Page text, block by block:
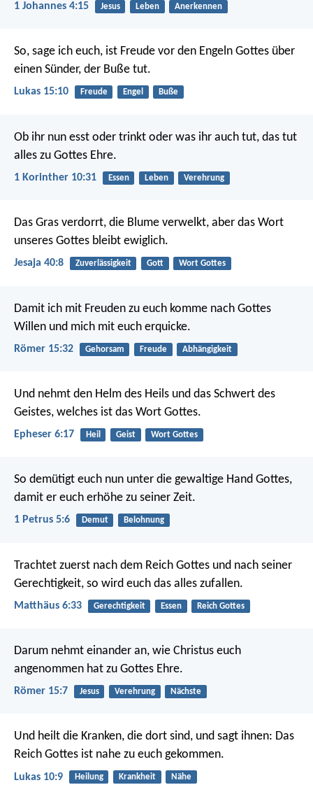
1 Johannes 4:15 Jesus Leben Anerkennen
So, sage ich euch, ist Freude vor den Engeln Gottes über
einen Sünder, der Buße tut.
Lukas 15:10 Freude Engel Buße
Ob ihr nun esst oder trinkt oder was ihr auch tut, das tut
alles zu Gottes Ehre.
1 Korinther 10:31 Essen Leben Verehrung
Das Gras verdorrt, die Blume verwelkt, aber das Wort
unseres Gottes bleibt ewiglich.
Jesaja 40:8 Zuverlässigkeit Gott Wort Gottes
Damit ich mit Freuden zu euch komme nach Gottes
Willen und mich mit euch erquicke.
Römer 15:32 Gehorsam Freude Abhängigkeit
Und nehmt den Helm des Heils und das Schwert des
Geistes, welches ist das Wort Gottes.
Epheser 6:17 Heil Geist Wort Gottes
So demütigt euch nun unter die gewaltige Hand Gottes,
damit er euch erhöhe zu seiner Zeit.
1 Petrus 5:6 Demut Belohnung
Trachtet zuerst nach dem Reich Gottes und nach seiner
Gerechtigkeit, so wird euch das alles zufallen.
Matthäus 6:33 Gerechtigkeit Essen Reich Gottes
Darum nehmt einander an, wie Christus euch
angenommen hat zu Gottes Ehre.
Römer 15:7 Jesus Verehrung Nächste
Und heilt die Kranken, die dort sind, und sagt ihnen: Das
Reich Gottes ist nahe zu euch gekommen.
Lukas 10:9 Heilung Krankheit Nähe